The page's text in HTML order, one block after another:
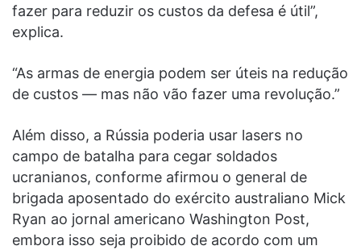
fazer para reduzir os custos da defesa é útil”,
explica.
“As armas de energia podem ser úteis na redução
de custos — mas não vão fazer uma revolução.”
Além disso, a Rússia poderia usar lasers no
campo de batalha para cegar soldados
ucranianos, conforme afirmou o general de
brigada aposentado do exército australiano Mick
Ryan ao jornal americano Washington Post,
embora isso seja proibido de acordo com um